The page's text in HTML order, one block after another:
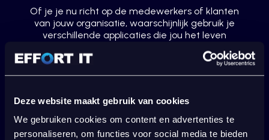
Deze website maakt gebruik van cookies
We gebruiken cookies om content en advertenties te
personaliseren, om functies voor social media te bieden
Of je je nu richt op de medewerkers of klanten
van jouw organisatie, waarschijnlijk gebruik je
verschillende applicaties die jou het leven
populaire apps naadloos kunt integreren met
uitputtend, dus staat je favoriete tool er niet
tussen? Vraag ons dan naar de mogelijkheden
om die toch te koppelen met Halo.